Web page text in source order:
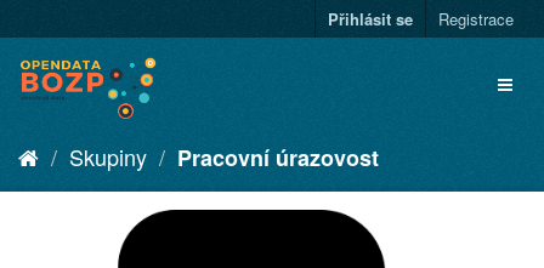
Přihlásit se Registrace
Skupiny Pracovní úrazovost